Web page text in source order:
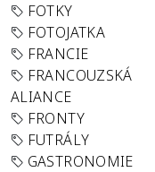
FOTKY
FOTOJATKA
FRANCIE
FRANCOUZSKÁ
ALIANCE
FRONTY
FUTRÁLY
GASTRONOMIE